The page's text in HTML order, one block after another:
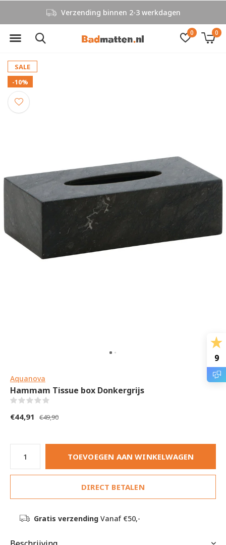
0 0
Verzending binnen 2-3 werkdagen
SALE
-10%
Aquanova
Hammam Tissue box Donkergrijs
€44,91 €49,90
TOEVOEGEN AAN WINKELWAGEN
DIRECT BETALEN
Gratis verzendingVanaf €50,-
9